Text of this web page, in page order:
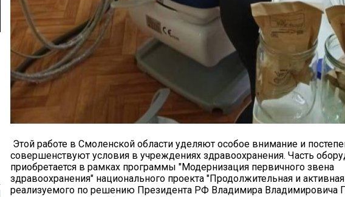
Этой работе в Смоленской области уделяют особое внимание и
совершенствуют условия в учреждениях здравоохранения. Часть
приобретается в рамках программы "Модернизация первичного звена
здравоохранения" национального проекта "Продолжительная и
реализуемого по решению Президента РФ Владимира Владимировича